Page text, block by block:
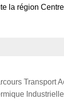
la région
Transport
Industrielle